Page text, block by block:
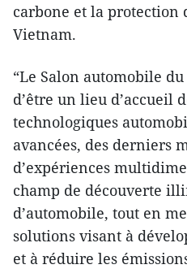
carbone et la protection
Vietnam.
“Le Salon automobile
d’être un lieu d’accueil
technologiques
avancées, des derniers
d’expériences
champ de découverte
d’automobile, tout en
solutions visant à
et à réduire les